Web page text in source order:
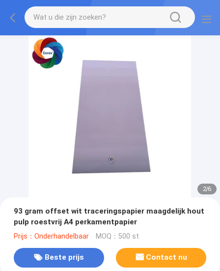
3/6
93 gram offset wit traceringspapier maagdelijk hout
pulp roestvrij A4 perkamentpapier
Prijs：Onderhandelbaar MOQ：500 st
Beste prijs Contact nu